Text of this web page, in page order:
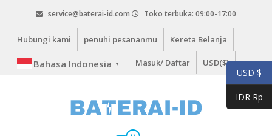
service@baterai-id.com Toko terbuka: 09:00-17:00
Hubungi kami penuhi pesananmu Kereta Belanja
Bahasa Indonesia ▼ Masuk/ Daftar USD($)
USD $
IDR Rp